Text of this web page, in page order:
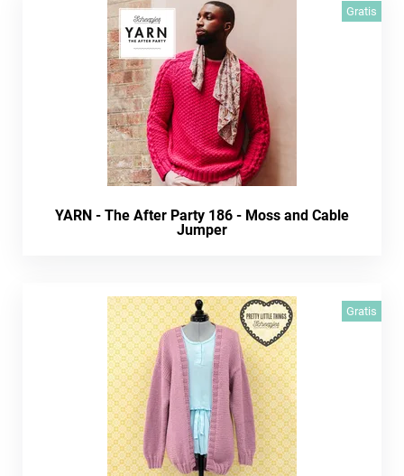
Gratis
YARN - The After Party 186 - Moss and Cable
Jumper
Gratis